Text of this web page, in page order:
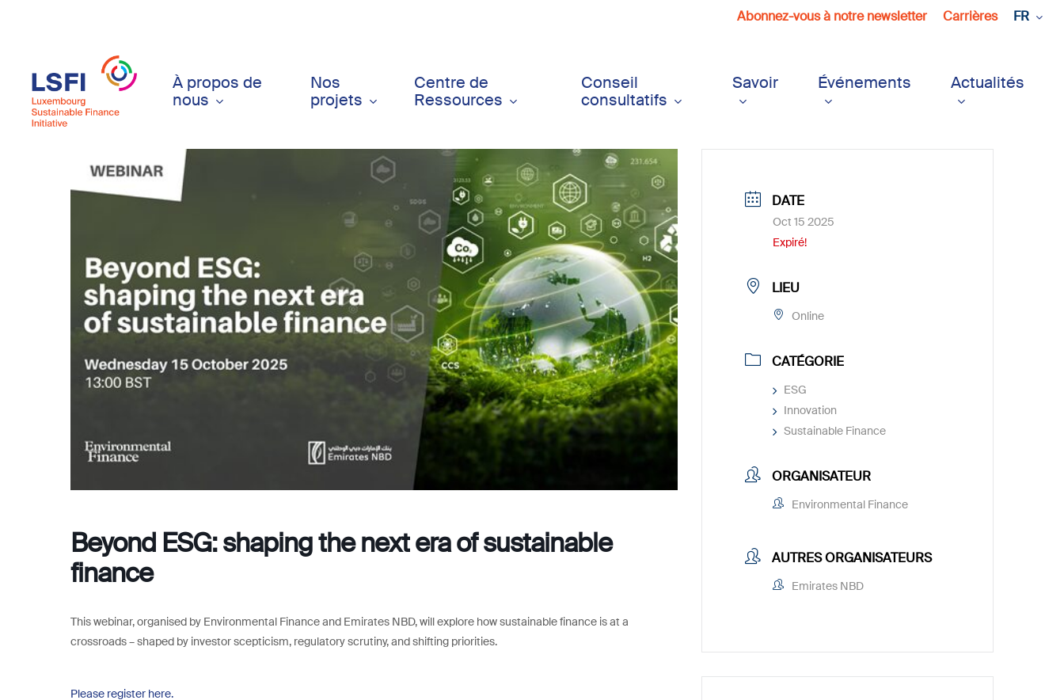
content
Abonnez-vous à notre newsletter Carrières FR
À propos de
nous
Nos
projets
Centre de
Ressources
Conseil
consultatifs
Savoir Événements Actualités
Beyond ESG: shaping the next era of sustainable
finance
This webinar, organised by Environmental Finance and Emirates NBD, will explore how sustainable finance is at a
crossroads – shaped by investor scepticism, regulatory scrutiny, and shifting priorities.
Please register here.
DATE
Oct 15 2025
Expiré!
LIEU
Online
CATÉGORIE
ESG
Innovation
Sustainable Finance
ORGANISATEUR
Environmental Finance
AUTRES ORGANISATEURS
Emirates NBD